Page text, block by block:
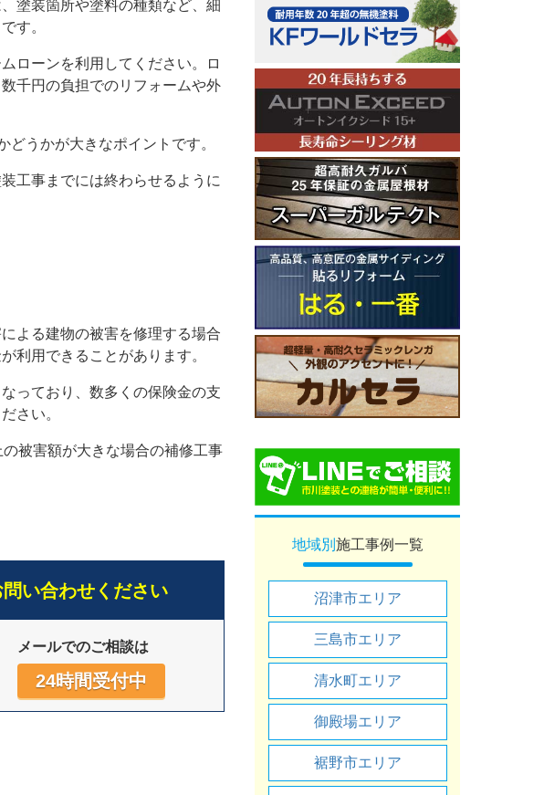
塗装箇所や塗料の種類など、細
す。
ローンを利用してください。ロ
千円の負担でのリフォームや外
うかが大きなポイントです。
工事までには終わらせるように
よる建物の被害を修理する場合
利用できることがあります。
っており、数多くの保険金の支
さい。
被害額が大きな場合の補修工事
い合わせください
メールでのご相談は
24時間受付中
地域別 施工事例一覧
沼津市エリア
三島市エリア
清水町エリア
御殿場エリア
裾野市エリア